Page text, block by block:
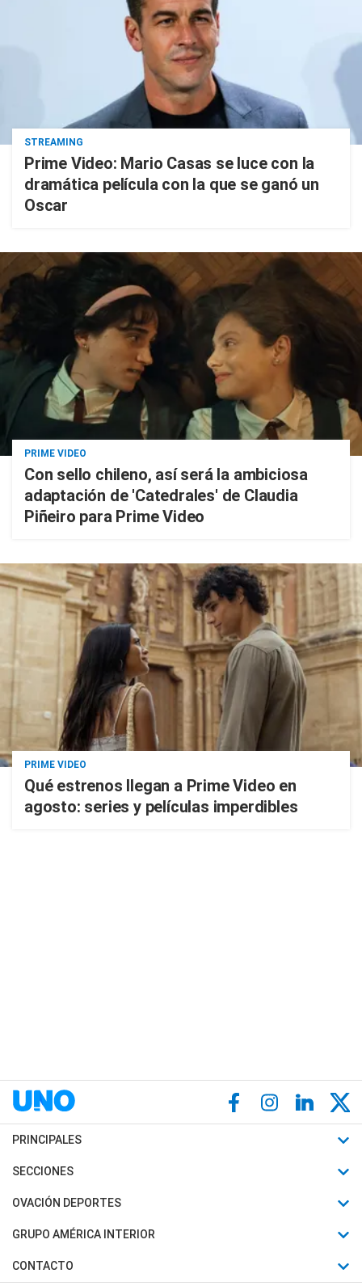
STREAMING
Prime Video: Mario Casas se luce con la
dramática película con la que se ganó un
Oscar
PRIME VIDEO
Con sello chileno, así será la ambiciosa
adaptación de 'Catedrales' de Claudia
Piñeiro para Prime Video
PRIME VIDEO
Qué estrenos llegan a Prime Video en
agosto: series y películas imperdibles
PRINCIPALES
Últimas Noticias
Política
Judiciales
SECCIONES
Horóscopo
Motores
Trucos caseros
OVACIÓN DEPORTES
Fútbol
Mundial
GRUPO AMÉRICA INTERIOR
Canal 7 en Vivo
CONTACTO